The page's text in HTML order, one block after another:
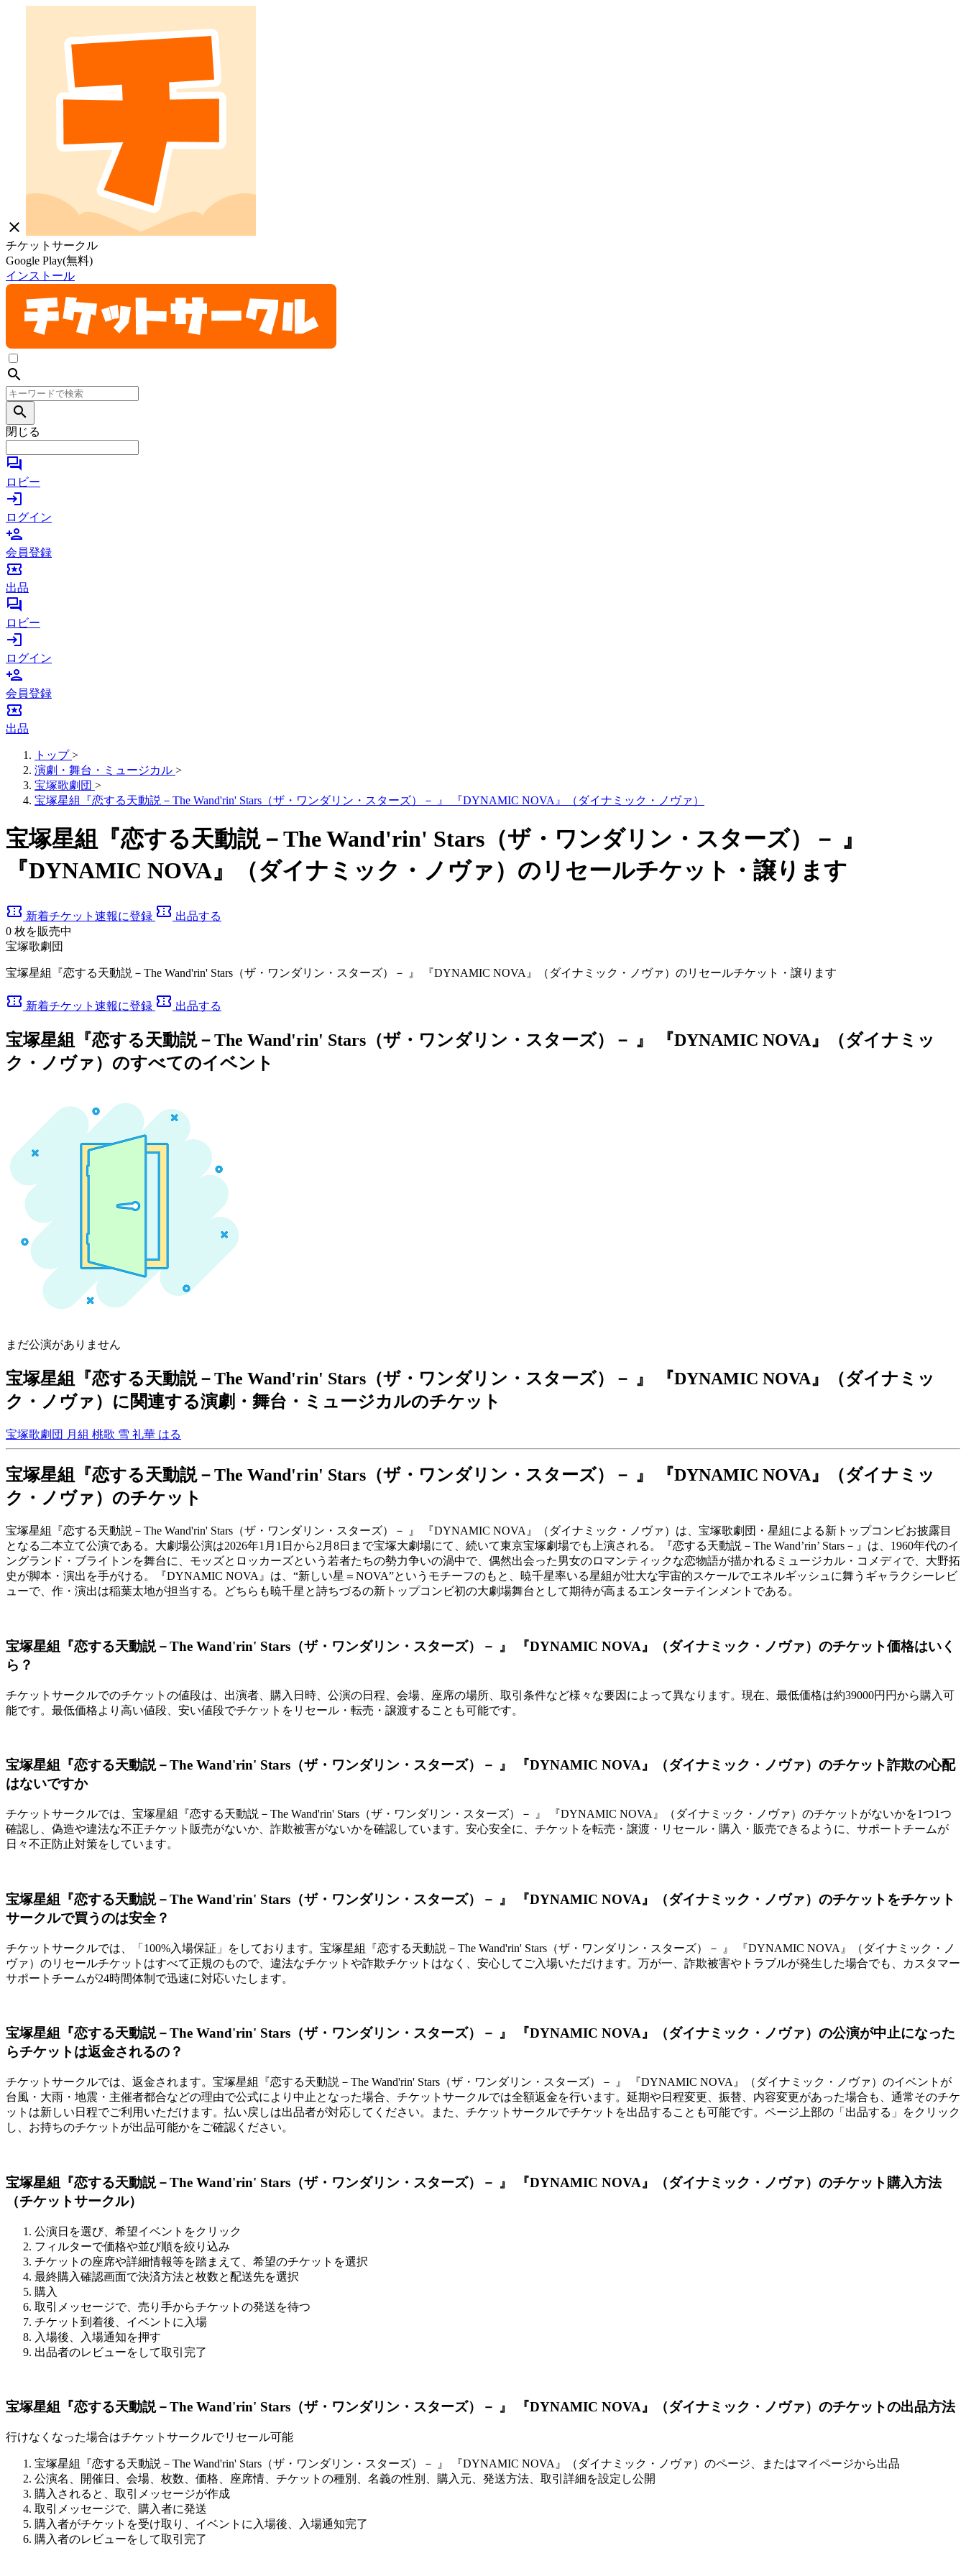
close
チケットサークル
Google Play(無料)
インストール
search
search
閉じる
forum
ロビー
login
ログイン
person_add
会員登録
local_activity
出品
forum
ロビー
login
ログイン
person_add
会員登録
local_activity
出品
トップ >
演劇・舞台・ミュージカル >
宝塚歌劇団 >
宝塚星組『恋する天動説－The Wand'rin' Stars（ザ・ワンダリン・スターズ）－ 』 『DYNAMIC NOVA』（ダイナミック・ノヴァ）
宝塚星組『恋する天動説－The Wand'rin' Stars（ザ・ワンダリン・スターズ）－ 』
『DYNAMIC NOVA』（ダイナミック・ノヴァ）のリセールチケット・譲ります
confirmation_number 新着チケット速報に登録 confirmation_number 出品する
0 枚を販売中
宝塚歌劇団
宝塚星組『恋する天動説－The Wand'rin' Stars（ザ・ワンダリン・スターズ）－ 』 『DYNAMIC NOVA』（ダイナミック・ノヴァ）のリセールチケット・譲ります
confirmation_number 新着チケット速報に登録 confirmation_number 出品する
宝塚星組『恋する天動説－The Wand'rin' Stars（ザ・ワンダリン・スターズ）－ 』 『DYNAMIC NOVA』（ダイナミッ
ク・ノヴァ）のすべてのイベント
まだ公演がありません
宝塚星組『恋する天動説－The Wand'rin' Stars（ザ・ワンダリン・スターズ）－ 』 『DYNAMIC NOVA』（ダイナミッ
ク・ノヴァ）に関連する演劇・舞台・ミュージカルのチケット
宝塚歌劇団 月組 桃歌 雪 礼華 はる
宝塚星組『恋する天動説－The Wand'rin' Stars（ザ・ワンダリン・スターズ）－ 』 『DYNAMIC NOVA』（ダイナミッ
ク・ノヴァ）のチケット
宝塚星組『恋する天動説－The Wand'rin' Stars（ザ・ワンダリン・スターズ）－ 』 『DYNAMIC NOVA』（ダイナミック・ノヴァ）は、宝塚歌劇団・星組による新トップコンビお披露目
となる二本立て公演である。大劇場公演は2026年1月1日から2月8日まで宝塚大劇場にて、続いて東京宝塚劇場でも上演される。『恋する天動説－The Wand’rin’ Stars－』は、1960年代のイ
ングランド・ブライトンを舞台に、モッズとロッカーズという若者たちの勢力争いの渦中で、偶然出会った男女のロマンティックな恋物語が描かれるミュージカル・コメディで、大野拓
史が脚本・演出を手がける。『DYNAMIC NOVA』は、“新しい星＝NOVA”というモチーフのもと、暁千星率いる星組が壮大な宇宙的スケールでエネルギッシュに舞うギャラクシーレビ
ューで、作・演出は稲葉太地が担当する。どちらも暁千星と詩ちづるの新トップコンビ初の大劇場舞台として期待が高まるエンターテインメントである。
宝塚星組『恋する天動説－The Wand'rin' Stars（ザ・ワンダリン・スターズ）－ 』 『DYNAMIC NOVA』（ダイナミック・ノヴァ）のチケット価格はいく
ら？
チケットサークルでのチケットの値段は、出演者、購入日時、公演の日程、会場、座席の場所、取引条件など様々な要因によって異なります。現在、最低価格は約39000円円から購入可
能です。最低価格より高い値段、安い値段でチケットをリセール・転売・譲渡することも可能です。
宝塚星組『恋する天動説－The Wand'rin' Stars（ザ・ワンダリン・スターズ）－ 』 『DYNAMIC NOVA』（ダイナミック・ノヴァ）のチケット詐欺の心配
はないですか
チケットサークルでは、宝塚星組『恋する天動説－The Wand'rin' Stars（ザ・ワンダリン・スターズ）－ 』 『DYNAMIC NOVA』（ダイナミック・ノヴァ）のチケットがないかを1つ1つ
確認し、偽造や違法な不正チケット販売がないか、詐欺被害がないかを確認しています。安心安全に、チケットを転売・譲渡・リセール・購入・販売できるように、サポートチームが
日々不正防止対策をしています。
宝塚星組『恋する天動説－The Wand'rin' Stars（ザ・ワンダリン・スターズ）－ 』 『DYNAMIC NOVA』（ダイナミック・ノヴァ）のチケットをチケット
サークルで買うのは安全？
チケットサークルでは、「100%入場保証」をしております。宝塚星組『恋する天動説－The Wand'rin' Stars（ザ・ワンダリン・スターズ）－ 』 『DYNAMIC NOVA』（ダイナミック・ノ
ヴァ）のリセールチケットはすべて正規のもので、違法なチケットや詐欺チケットはなく、安心してご入場いただけます。万が一、詐欺被害やトラブルが発生した場合でも、カスタマー
サポートチームが24時間体制で迅速に対応いたします。
宝塚星組『恋する天動説－The Wand'rin' Stars（ザ・ワンダリン・スターズ）－ 』 『DYNAMIC NOVA』（ダイナミック・ノヴァ）の公演が中止になった
らチケットは返金されるの？
チケットサークルでは、返金されます。宝塚星組『恋する天動説－The Wand'rin' Stars（ザ・ワンダリン・スターズ）－ 』 『DYNAMIC NOVA』（ダイナミック・ノヴァ）のイベントが
台風・大雨・地震・主催者都合などの理由で公式により中止となった場合、チケットサークルでは全額返金を行います。延期や日程変更、振替、内容変更があった場合も、通常そのチケ
ットは新しい日程でご利用いただけます。払い戻しは出品者が対応してください。また、チケットサークルでチケットを出品することも可能です。ページ上部の「出品する」をクリック
し、お持ちのチケットが出品可能かをご確認ください。
宝塚星組『恋する天動説－The Wand'rin' Stars（ザ・ワンダリン・スターズ）－ 』 『DYNAMIC NOVA』（ダイナミック・ノヴァ）のチケット購入方法
（チケットサークル）
公演日を選び、希望イベントをクリック
フィルターで価格や並び順を絞り込み
チケットの座席や詳細情報等を踏まえて、希望のチケットを選択
最終購入確認画面で決済方法と枚数と配送先を選択
購入
取引メッセージで、売り手からチケットの発送を待つ
チケット到着後、イベントに入場
入場後、入場通知を押す
出品者のレビューをして取引完了
宝塚星組『恋する天動説－The Wand'rin' Stars（ザ・ワンダリン・スターズ）－ 』 『DYNAMIC NOVA』（ダイナミック・ノヴァ）のチケットの出品方法
行けなくなった場合はチケットサークルでリセール可能
宝塚星組『恋する天動説－The Wand'rin' Stars（ザ・ワンダリン・スターズ）－ 』 『DYNAMIC NOVA』（ダイナミック・ノヴァ）のページ、またはマイページから出品
公演名、開催日、会場、枚数、価格、座席情、チケットの種別、名義の性別、購入元、発送方法、取引詳細を設定し公開
購入されると、取引メッセージが作成
取引メッセージで、購入者に発送
購入者がチケットを受け取り、イベントに入場後、入場通知完了
購入者のレビューをして取引完了